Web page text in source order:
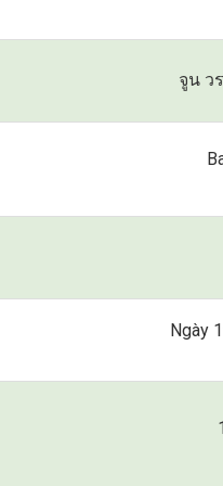
จูน ว
Ngày